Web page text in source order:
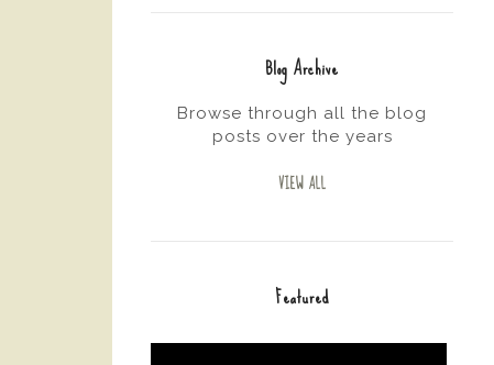
Blog Archive
Browse through all the blog
posts over the years
VIEW ALL
Featured